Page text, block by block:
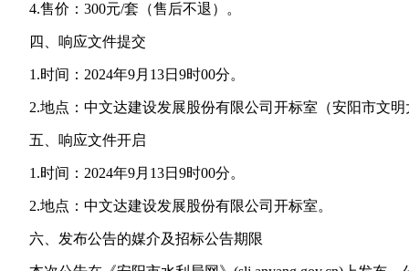
4.售价：300元/套（售后不退）。
四、响应文件提交
1.时间：2024年9月13日9时00分。
2.地点：中文达建设发展股份有限公司开标室（安阳市文明
五、响应文件开启
1.时间：2024年9月13日9时00分。
2.地点：中文达建设发展股份有限公司开标室。
六、发布公告的媒介及招标公告期限